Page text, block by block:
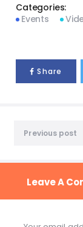
Categories:
Events
Share
Previous post
Leave A